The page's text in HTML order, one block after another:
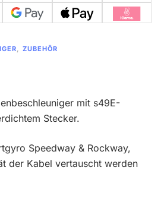
, ZUBEHÖR
mit s49E-
Stecker.
Speedway & Rockway,
der Kabel vertauscht werden